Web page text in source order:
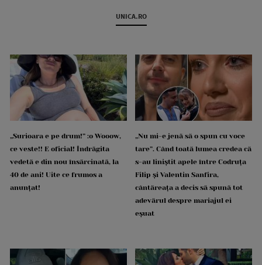
UNICA.RO
„Surioara e pe drum!” :o Wooow,
ce veste!! E oficial! Îndrăgita
vedetă e din nou însărcinată, la
40 de ani! Uite ce frumos a
anunțat!
„Nu mi-e jenă să o spun cu voce
tare”. Când toată lumea credea că
s-au liniștit apele între Codruța
Filip și Valentin Sanfira,
cântăreața a decis să spună tot
adevărul despre mariajul ei
eșuat